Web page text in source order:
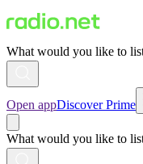
What would you like to
Open appDiscover Prime
What would you like to